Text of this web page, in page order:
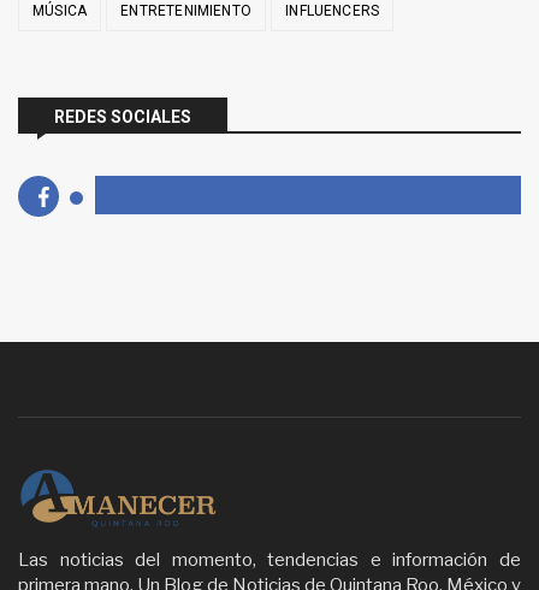
MÚSICA ENTRETENIMIENTO INFLUENCERS
REDES SOCIALES
Las noticias del momento, tendencias e información de
primera mano. Un Blog de Noticias de Quintana Roo, México y